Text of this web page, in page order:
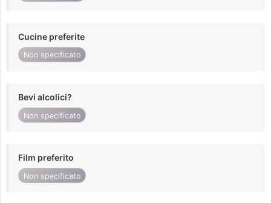
Cucine preferite
Non specificato
Bevi alcolici?
Non specificato
Film preferito
Non specificato